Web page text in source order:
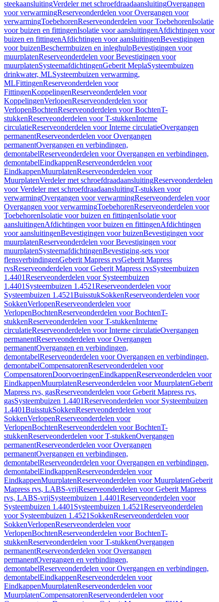
steekaansluitingVerdeler met schroefdraadaansluitingOvergangen
voor verwarmingReserveonderdelen voor Overgangen voor
verwarmingToebehorenReserveonderdelen voor ToebehorenIsolatie
voor buizen en fittingenIsolatie voor aansluitingenAfdichtingen voor
buizen en fittingenAfdichtingen voor aansluitingenBevestigingen
voor buizenBeschermbuizen en inleghulpBevestigingen voor
muurplatenReserveonderdelen voor Bevestigingen voor
muurplatenSysteemafdichtingenGeberit MeplaSysteembuizen
drinkwater, MLSysteembuizen verwarming,
MLFittingenReserveonderdelen voor
FittingenKoppelingenReserveonderdelen voor
KoppelingenVerlopenReserveonderdelen voor
VerlopenBochtenReserveonderdelen voor BochtenT-
stukkenReserveonderdelen voor T-stukkenInterne
circulatieReserveonderdelen voor Interne circulatieOvergangen
permanentReserveonderdelen voor Overgangen
permanentOvergangen en verbindingen,
demontabelReserveonderdelen voor Overgangen en verbindingen,
demontabelEindkappenReserveonderdelen voor
EindkappenMuurplatenReserveonderdelen voor
MuurplatenVerdeler met schroefdraadaansluitingReserveonderdelen
voor Verdeler met schroefdraadaansluitingT-stukken voor
verwarmingOvergangen voor verwarmingReserveonderdelen voor
Overgangen voor verwarmingToebehorenReserveonderdelen voor
ToebehorenIsolatie voor buizen en fittingenIsolatie voor
aansluitingenAfdichtingen voor buizen en fittingenAfdichtingen
voor aansluitingenBevestigingen voor buizenBevestigingen voor
muurplatenReserveonderdelen voor Bevestigingen voor
muurplatenSysteemafdichtingenBevestiging-sets voor
flensverbindingenGeberit Mapress rvsGeberit Mapress
rvsReserveonderdelen voor Geberit Mapress rvsSysteembuizen
1.4401Reserveonderdelen voor Systeembuizen
1.4401 Systeembuizen 1.4521Reserveonderdelen voor
Systeembuizen 1.4521BuisstukSokkenReserveonderdelen voor
SokkenVerlopenReserveonderdelen voor
VerlopenBochtenReserveonderdelen voor BochtenT-
stukkenReserveonderdelen voor T-stukkenInterne
circulatieReserveonderdelen voor Interne circulatieOvergangen
permanentReserveonderdelen voor Overgangen
permanentOvergangen en verbindingen,
demontabelReserveonderdelen voor Overgangen en verbindingen,
demontabelCompensatorenReserveonderdelen voor
CompensatorenDoorvoeringenEindkappenReserveonderdelen voor
EindkappenMuurplatenReserveonderdelen voor MuurplatenGeberit
Mapress rvs, gasReserveonderdelen voor Geberit Mapress rvs,
gasSysteembuizen 1.4401Reserveonderdelen voor Systeembuizen
1.4401BuisstukSokkenReserveonderdelen voor
SokkenVerlopenReserveonderdelen voor
VerlopenBochtenReserveonderdelen voor BochtenT-
stukkenReserveonderdelen voor T-stukkenOvergangen
permanentReserveonderdelen voor Overgangen
permanentOvergangen en verbindingen,
demontabelReserveonderdelen voor Overgangen en verbindingen,
demontabelEindkappenReserveonderdelen voor
EindkappenMuurplatenReserveonderdelen voor MuurplatenGeberit
Mapress rvs, LABS-vrijReserveonderdelen voor Geberit Mapress
rvs, LABS-vrijSysteembuizen 1.4401Reserveonderdelen voor
Systeembuizen 1.4401 Systeembuizen 1.4521Reserveonderdelen
voor Systeembuizen 1.4521 SokkenReserveonderdelen voor
SokkenVerlopenReserveonderdelen voor
VerlopenBochtenReserveonderdelen voor BochtenT-
stukkenReserveonderdelen voor T-stukkenOvergangen
permanentReserveonderdelen voor Overgangen
permanentOvergangen en verbindingen,
demontabelReserveonderdelen voor Overgangen en verbindingen,
demontabelEindkappenReserveonderdelen voor
EindkappenMuurplatenReserveonderdelen voor
MuurplatenCompensatorenReserveonderdelen voor